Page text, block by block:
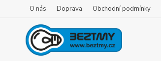
O nás Doprava Obchodní podmínky